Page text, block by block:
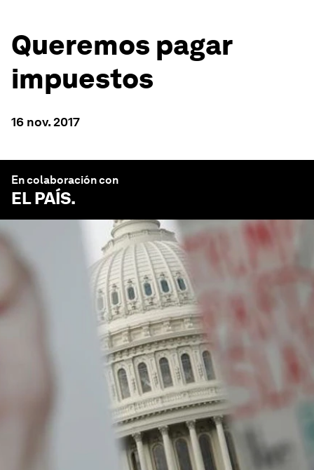
Queremos pagar
impuestos
16 nov. 2017
En colaboración con
EL PAÍS.